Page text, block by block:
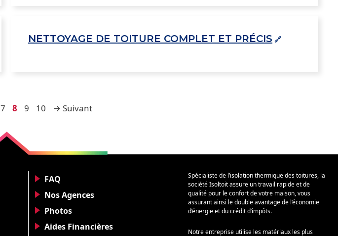
NETTOYAGE DE TOITURE COMPLET ET PRÉCIS
Page
7 Page
8 Page
9 Page
10 → Suivant
FAQ
Nos Agences
Photos
Aides Financières
Spécialiste de l’isolation thermique des toitures, la
société Isoltoit assure un travail rapide et de
qualité pour le confort de votre maison, vous
assurant ainsi le double avantage de l’économie
d’énergie et du crédit d’impôts.
Notre entreprise utilise les matériaux les plus